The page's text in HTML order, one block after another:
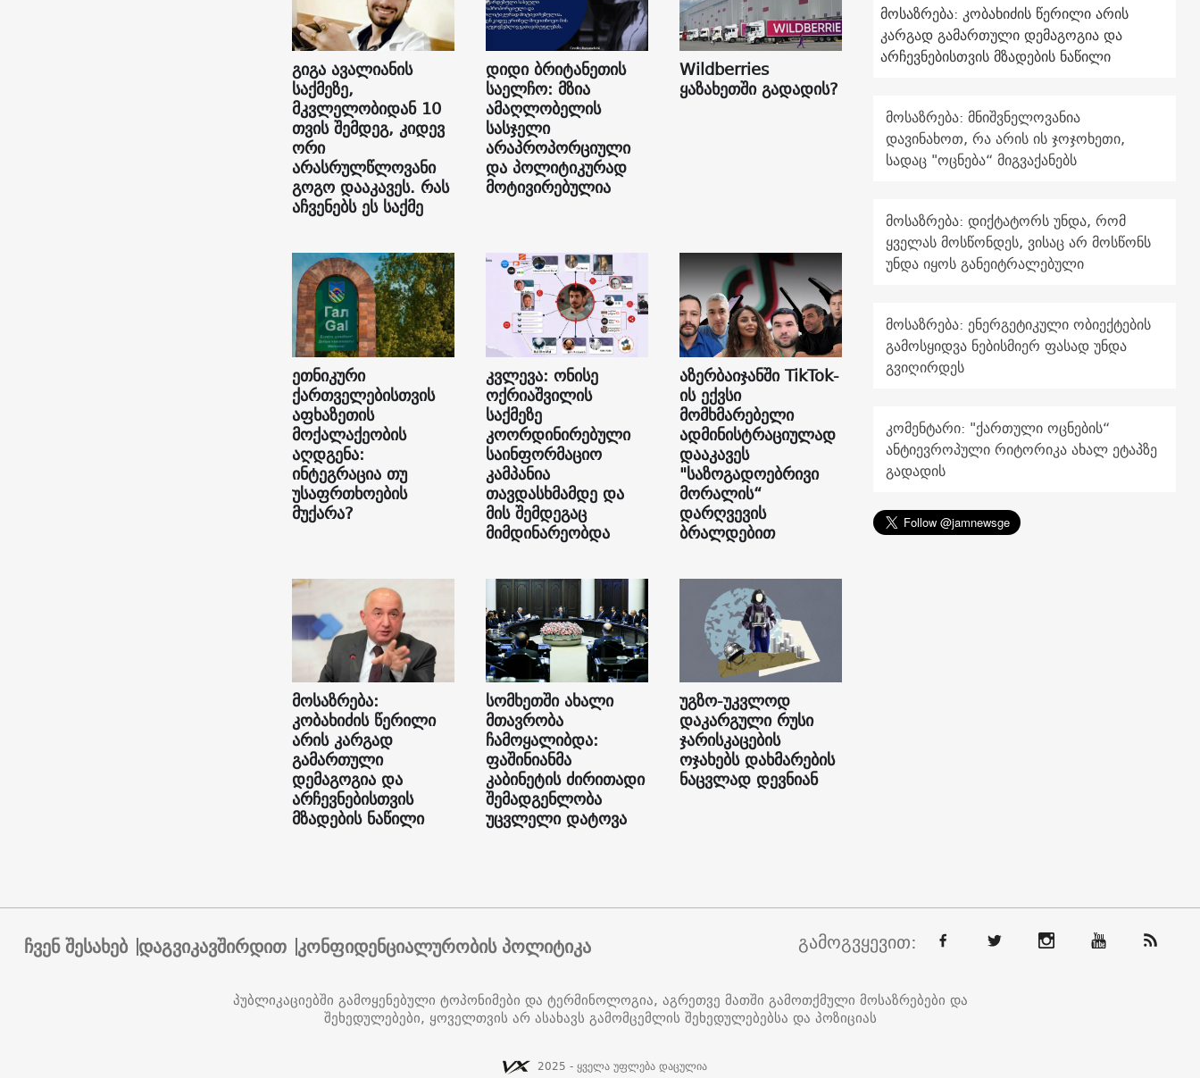
გიგა ავალიანის
საქმეზე,
მკვლელობიდან 10
თვის შემდეგ, კიდევ
ორი
არასრულწლოვანი
გოგო დააკავეს. რას
აჩვენებს ეს საქმე
დიდი ბრიტანეთის
საელჩო: მზია
ამაღლობელის
სასჯელი
არაპროპორციული
და პოლიტიკურად
მოტივირებულია
Wildberries
ყაზახეთში გადადის?
ეთნიკური
ქართველებისთვის
აფხაზეთის
მოქალაქეობის
აღდგენა:
ინტეგრაცია თუ
უსაფრთხოების
მუქარა?
კვლევა: ონისე
ოქრიაშვილის
საქმეზე
კოორდინირებული
საინფორმაციო
კამპანია
თავდასხმამდე და
მის შემდეგაც
მიმდინარეობდა
აზერბაიჯანში TikTok-
ის ექვსი
მომხმარებელი
ადმინისტრაციულად
დააკავეს
"საზოგადოებრივი
მორალის“
დარღვევის
ბრალდებით
მოსაზრება:
კობახიძის წერილი
არის კარგად
გამართული
დემაგოგია და
არჩევნებისთვის
მზადების ნაწილი
სომხეთში ახალი
მთავრობა
ჩამოყალიბდა:
ფაშინიანმა
კაბინეტის ძირითადი
შემადგენლობა
უცვლელი დატოვა
უგზო-უკვლოდ
დაკარგული რუსი
ჯარისკაცების
ოჯახებს დახმარების
ნაცვლად დევნიან
მოსაზრება: კობახიძის წერილი არის
კარგად გამართული დემაგოგია და
არჩევნებისთვის მზადების ნაწილი
მოსაზრება: მნიშვნელოვანია
დავინახოთ, რა არის ის ჯოჯოხეთი,
სადაც "ოცნება“ მიგვაქანებს
მოსაზრება: დიქტატორს უნდა, რომ
ყველას მოსწონდეს, ვისაც არ მოსწონს
უნდა იყოს განეიტრალებული
მოსაზრება: ენერგეტიკული ობიექტების
გამოსყიდვა ნებისმიერ ფასად უნდა
გვიღირდეს
კომენტარი: "ქართული ოცნების“
ანტიევროპული რიტორიკა ახალ ეტაპზე
გადადის
ჩვენ შესახებ დაგვიკავშირდით კონფიდენციალურობის პოლიტიკა გამოგვყევით:
პუბლიკაციებში გამოყენებული ტოპონიმები და ტერმინოლოგია, აგრეთვე მათში გამოთქმული მოსაზრებები და
შეხედულებები, ყოველთვის არ ასახავს გამომცემლის შეხედულებებსა და პოზიციას
2025 - ყველა უფლება დაცულია